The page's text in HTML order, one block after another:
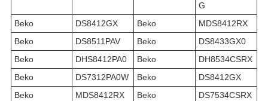
G
Beko
DS8412GX Beko
MDS8412RX
Beko
DS8511PAV Beko
DS8433GX0
Beko
DHS8412PA0 Beko
DH8534CSRX
Beko
DS7312PA0W Beko
DS8412GX
Beko
MDS8412RX Beko
DS7534CSRX